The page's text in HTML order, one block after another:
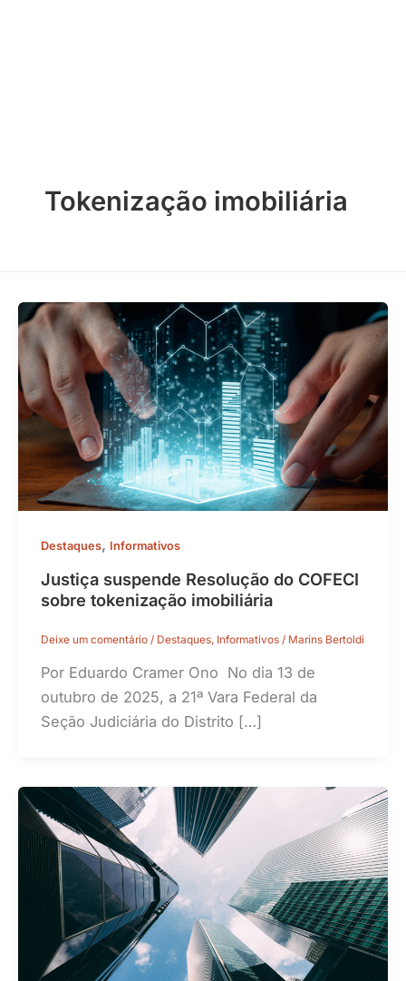
Tokenização imobiliária
Destaques, Informativos
Justiça suspende Resolução do COFECI
sobre tokenização imobiliária
Deixe um comentário / Destaques, Informativos/ Marins Bertoldi
Por Eduardo Cramer Ono No dia 13 de
outubro de 2025, a 21ª Vara Federal da
Seção Judiciária do Distrito […]